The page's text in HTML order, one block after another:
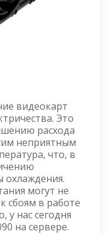
видеокарт
Это
расхода
неприятным
что, в
охлаждения.
могут не
сбоям в работе
у нас сегодня
на сервере.